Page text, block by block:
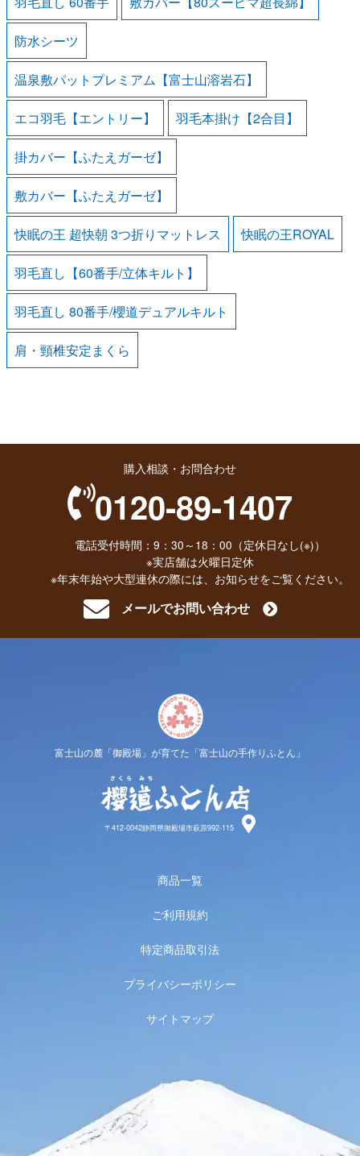
防水シーツ
温泉敷パットプレミアム【富士山溶岩石】
エコ羽毛【エントリー】 羽毛本掛け【2合目】
掛カバー【ふたえガーゼ】
敷カバー【ふたえガーゼ】
快眠の王 超快朝 3つ折りマットレス 快眠の王ROYAL
羽毛直し【60番手/立体キルト】
羽毛直し 80番手/櫻道デュアルキルト
肩・頸椎安定まくら
購入相談・お問合わせ
0120-89-1407
電話受付時間：9：30～18：00（定休日なし(※)）
※実店舗は火曜日定休
※年末年始や大型連休の際には、お知らせをご覧ください。
メールでお問い合わせ
富士山の麓「御殿場」が育てた「富士山の手作りふとん」
〒412-0042静岡県御殿場市萩原992-115
商品一覧
ご利用規約
特定商品取引法
プライバシーポリシー
サイトマップ